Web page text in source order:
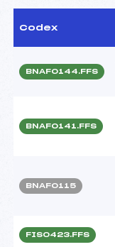
Codex
BNAF0144.FFS
BNAF0141.FFS
BNAF0115
FIS0423.FFS